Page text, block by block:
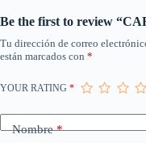
Be the first to review
Tu dirección de correo
están marcados con *
YOUR RATING *
Nombre*